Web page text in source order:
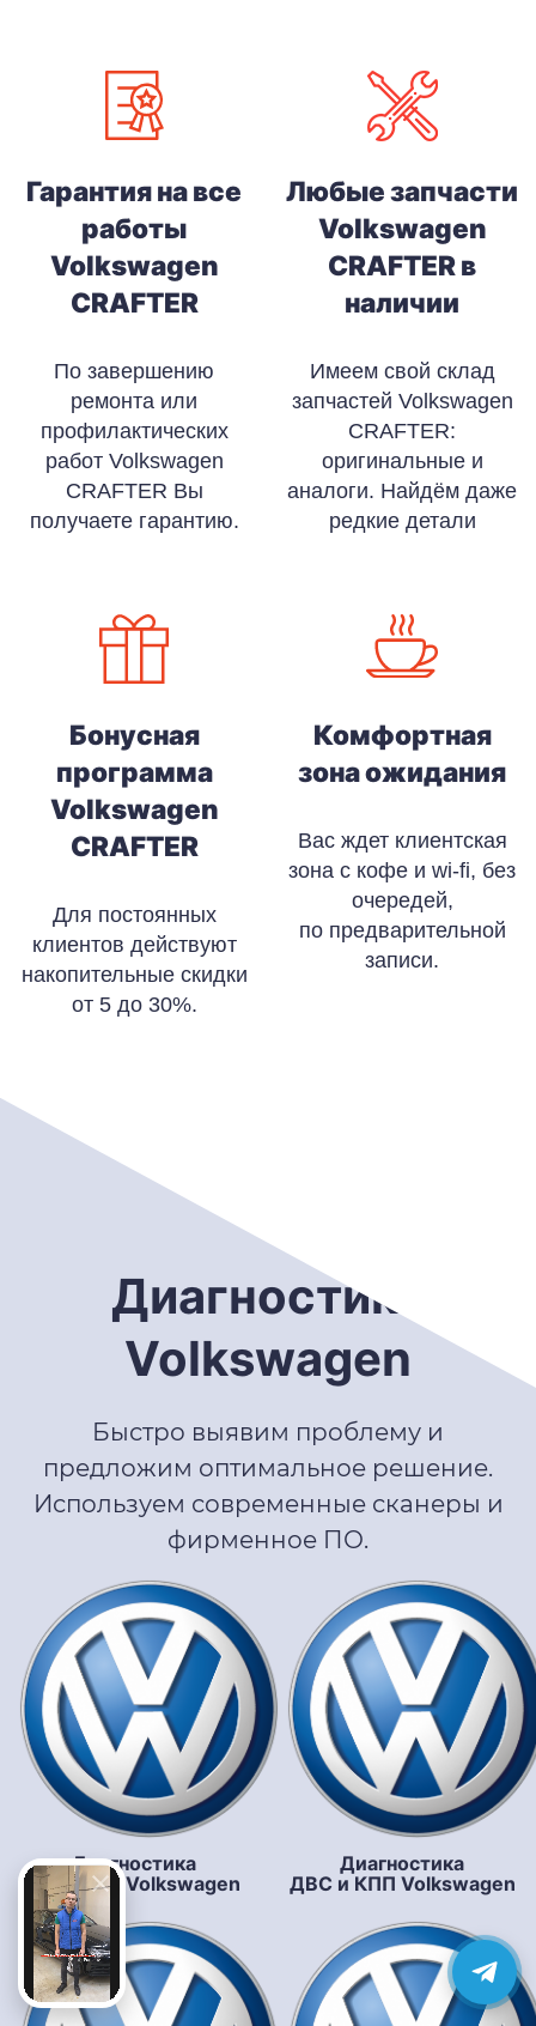
Гарантия на все
работы
Volkswagen
CRAFTER
По завершению
ремонта или
профилактических
работ Volkswagen
CRAFTER Вы
получаете гарантию.
Бонусная
программа
Volkswagen
CRAFTER
Для постоянных
клиентов действуют
накопительные скидки
от 5 до 30%.
Любые запчасти
Volkswagen
CRAFTER в
наличии
Имеем свой склад
запчастей Volkswagen
CRAFTER:
оригинальные и
аналоги. Найдём даже
редкие детали
Комфортная
зона ожидания
Вас ждет клиентская
зона с кофе и wi-fi, без
очередей,
по предварительной
записи.
Диагностика
Volkswagen
Быстро выявим проблему и
предложим оптимальное решение.
Используем современные сканеры и
фирменное ПО.
Диагностика
подвески Volkswagen
Диагностика
ДВС и КПП Volkswagen